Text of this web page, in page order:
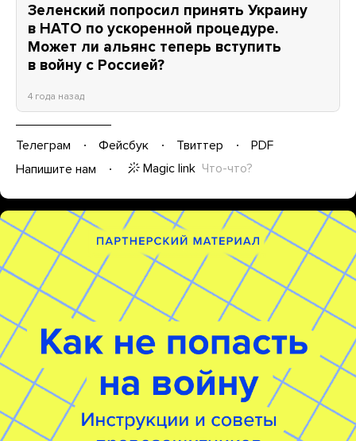
Зеленский попросил принять Украину
в НАТО по ускоренной процедуре.
Может ли альянс теперь вступить
в войну с Россией?
4 года назад
Телеграм Фейсбук Твиттер
PDF
Напишите нам
Magic link Что-что?